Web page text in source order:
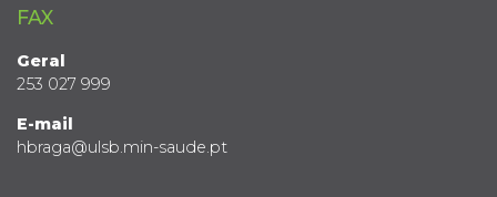
FAX
Geral
253 027 999
E-mail
hbraga@ulsb.min-saude.pt